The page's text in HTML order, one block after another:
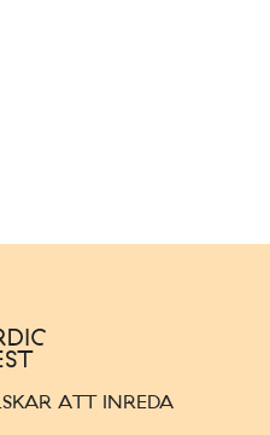
ATT INREDA